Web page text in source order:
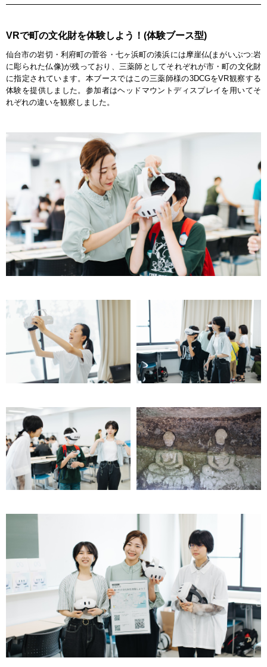
VRで町の文化財を体験しよう！(体験ブース型)
仙台市の岩切・利府町の菅谷・七ヶ浜町の湊浜には摩崖仏(まがいぶつ:岩
に彫られた仏像)が残っており、三薬師としてそれぞれが市・町の文化財
に指定されています。本ブースではこの三薬師様の3DCGをVR観察する
体験を提供しました。参加者はヘッドマウントディスプレイを用いてそ
れぞれの違いを観察しました。